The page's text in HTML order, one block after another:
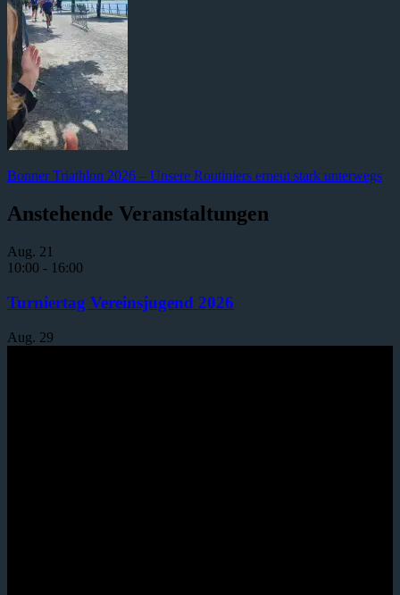
Beitragsnavigation
Vorheriger
Bonner Triathlon 2026 – Unsere Routiniers erneut stark unterwegs
Anstehende Veranstaltungen
Aug. 21
10:00 - 16:00
Turniertag Vereinsjugend 2026
Aug. 29